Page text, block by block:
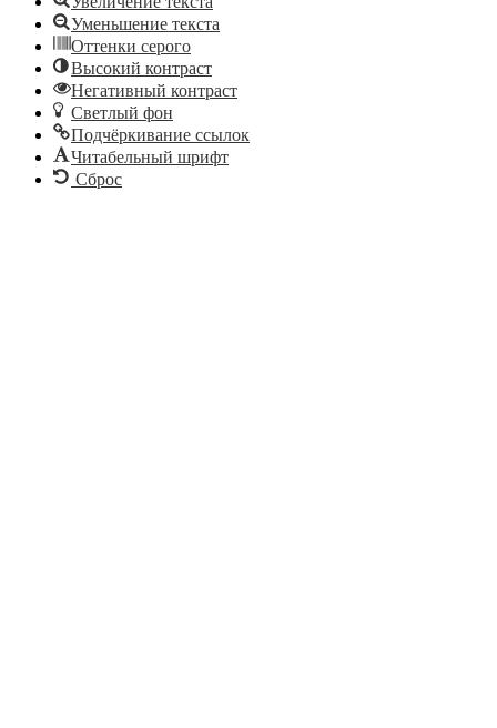
Уменьшение текста
Оттенки серого
Высокий контраст
Негативный контраст
Светлый фон
Подчёркивание ссылок
Читабельный шрифт
Сброс